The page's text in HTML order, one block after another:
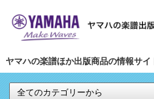
ヤマハの楽譜ほか出版商品の情報サイ